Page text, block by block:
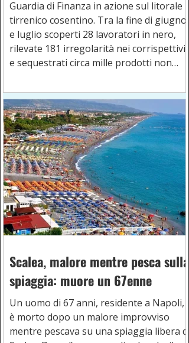
Guardia di Finanza in azione sul litorale
tirrenico cosentino. Tra la fine di giugno
e luglio scoperti 28 lavoratori in nero,
rilevate 181 irregolarità nei corrispettivi
e sequestrati circa mille prodotti non
Scalea, malore mentre pesca sulla
spiaggia: muore un 67enne
Un uomo di 67 anni, residente a Napoli,
è morto dopo un malore improvviso
mentre pescava su una spiaggia libera di